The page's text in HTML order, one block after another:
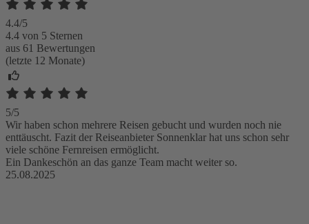
4.4/5
4.4 von 5 Sternen
aus 61 Bewertungen
(letzte 12 Monate)
5/5
Wir haben schon mehrere Reisen gebucht und wurden noch nie
enttäuscht. Fazit der Reiseanbieter Sonnenklar hat uns schon sehr
viele schöne Fernreisen ermöglicht.
Ein Dankeschön an das ganze Team macht weiter so.
25.08.2025